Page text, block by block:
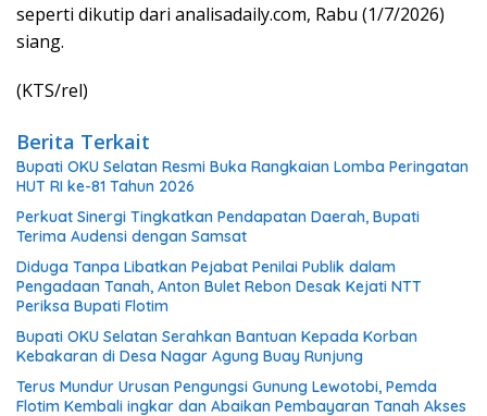
seperti dikutip dari analisadaily.com, Rabu (1/7/2026)
siang.
(KTS/rel)
Berita Terkait
Bupati OKU Selatan Resmi Buka Rangkaian Lomba Peringatan
HUT RI ke-81 Tahun 2026
Perkuat Sinergi Tingkatkan Pendapatan Daerah, Bupati
Terima Audensi dengan Samsat
Diduga Tanpa Libatkan Pejabat Penilai Publik dalam
Pengadaan Tanah, Anton Bulet Rebon Desak Kejati NTT
Periksa Bupati Flotim
Bupati OKU Selatan Serahkan Bantuan Kepada Korban
Kebakaran di Desa Nagar Agung Buay Runjung
Terus Mundur Urusan Pengungsi Gunung Lewotobi, Pemda
Flotim Kembali ingkar dan Abaikan Pembayaran Tanah Akses